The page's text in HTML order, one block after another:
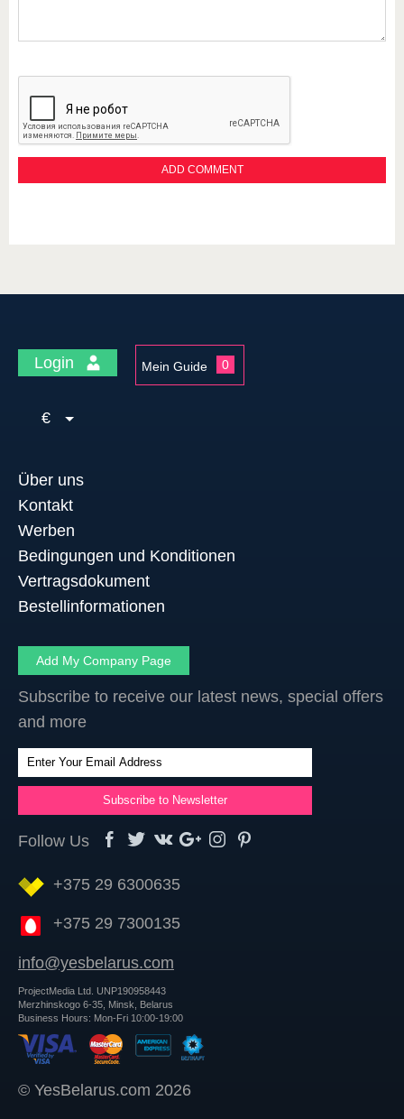
Login Mein Guide 0
€
Über uns
Kontakt
Werben
Bedingungen und Konditionen
Vertragsdokument
Bestellinformationen
Add My Company Page
Subscribe to receive our latest news, special offers
and more
Follow Us
+375 29 6300635
+375 29 7300135
info@yesbelarus.com
ProjectMedia Ltd. UNP190958443
Merzhinskogo 6-35, Minsk, Belarus
Business Hours: Mon-Fri 10:00-19:00
© YesBelarus.com 2026